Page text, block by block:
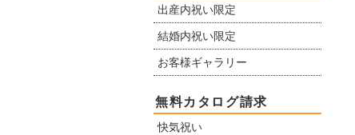
出産内祝い限定
結婚内祝い限定
お客様ギャラリー
無料カタログ請求
快気祝い